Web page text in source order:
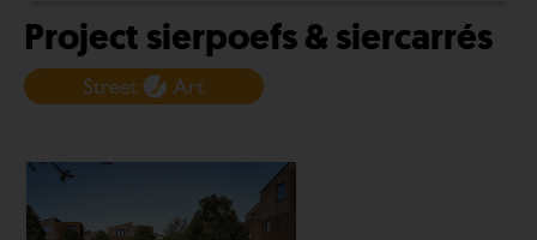
Project sierpoefs & siercarrés